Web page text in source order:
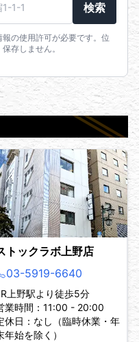
検索
の使用許可が必要です。位
存しません。
トックラボ上野店
03-5919-6640
上野駅より徒歩5分
業時間：11:00 - 20:00
休日：なし（臨時休業・年
年始を除く）